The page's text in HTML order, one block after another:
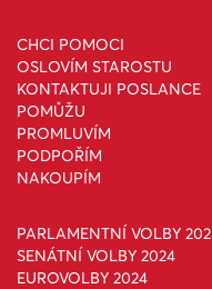
CHCI POMOCI
OSLOVÍM STAROSTU
KONTAKTUJI POSLANCE
POMŮŽU
PROMLUVÍM
PODPOŘÍM
NAKOUPÍM
PARLAMENTNÍ VOLBY
SENÁTNÍ VOLBY 2024
EUROVOLBY 2024